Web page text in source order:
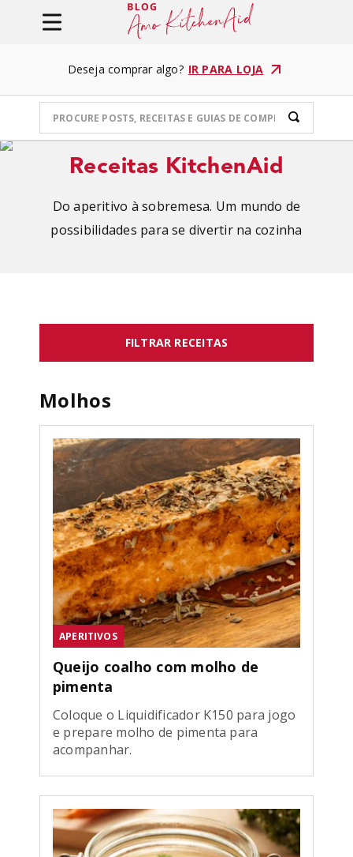
Deseja comprar algo? IR PARA LOJA
Receitas KitchenAid
Do aperitivo à sobremesa. Um mundo de
possibilidades para se divertir na cozinha
Molhos
FILTRAR RECEITAS
APERITIVOS
Queijo coalho com molho de
pimenta
Coloque o Liquidificador K150 para jogo
e prepare molho de pimenta para
acompanhar.